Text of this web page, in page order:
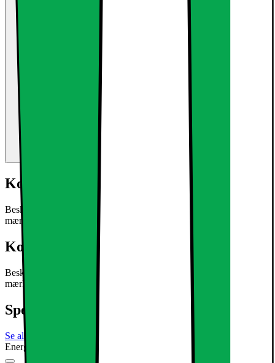
Kort om produktet
Beskrivelse:ECD-Germany står for reservedele af høj kvalitet med
mærkevarer under gode forhold.
Læs mere om produktet
Kort om produktet
Beskrivelse:ECD-Germany står for reservedele af høj kvalitet med
mærkevarer under gode forhold.
Læs mere om produktet
Specifikationer
Se alle specifikationer
Energimærkning
Produktdatablad